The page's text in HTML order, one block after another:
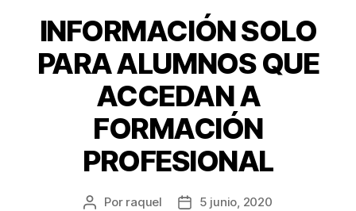
INFORMACIÓN SOLO
PARA ALUMNOS QUE
ACCEDAN A
FORMACIÓN
PROFESIONAL
Autor
Por raquel
Fecha5 junio, 2020